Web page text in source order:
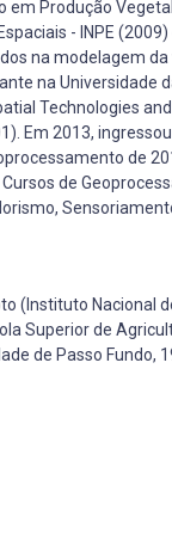
Produção
- INPE
na modelagem
na Universidade
Technologies
Em 2013,
de
de
(Instituto Nacional
Superior de
de Passo Fundo,